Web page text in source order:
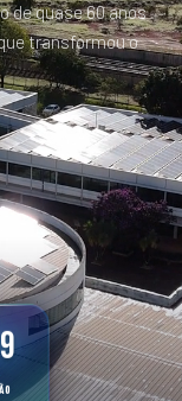
de quase 60 anos
transformou o